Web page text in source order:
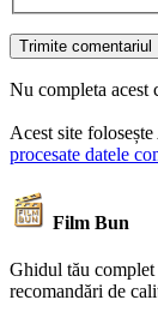
Nu completa acest
Acest site
procesate datele
Film Bun
Ghidul tău complet
recomandări de